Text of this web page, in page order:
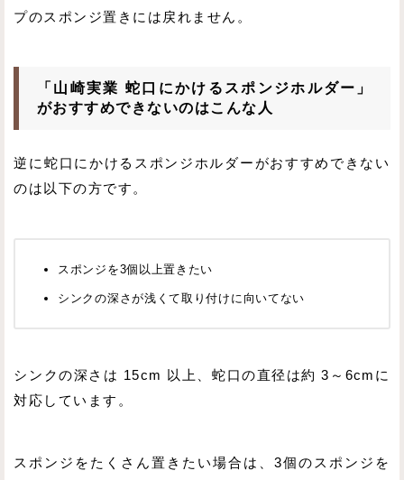
プのスポンジ置きには戻れません。
「山崎実業 蛇口にかけるスポンジホルダー」
がおすすめできないのはこんな人
逆に蛇口にかけるスポンジホルダーがおすすめできない
のは以下の方です。
スポンジを3個以上置きたい
シンクの深さが浅くて取り付けに向いてない
シンクの深さは 15cm 以上、蛇口の直径は約 3～6cmに
対応しています。
スポンジをたくさん置きたい場合は、3個のスポンジを